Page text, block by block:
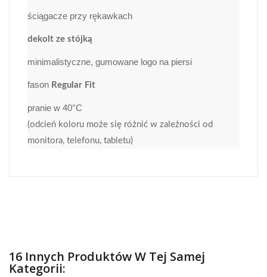
ściągacze przy rękawkach
dekolt ze stójką
minimalistyczne, gumowane logo na piersi
fason Regular Fit
pranie w 40°C
(odcień koloru może się różnić w zależności od
monitora, telefonu, tabletu)
16 Innych Produktów W Tej Samej
Kategorii: